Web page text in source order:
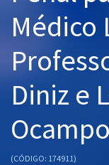
Questões grátis
Conteúdo gratuito
Blog
Aprovados
Atendimento
Médico
Diniz e
(CÓDIGO: 174911)